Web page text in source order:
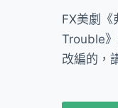
FX美劇《
Trouble
改編的，